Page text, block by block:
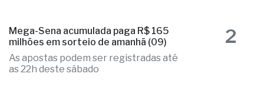
Mega-Sena acumulada paga R$ 165
milhões em sorteio de amanhã (09)
As apostas podem ser registradas até
as 22h deste sábado
2